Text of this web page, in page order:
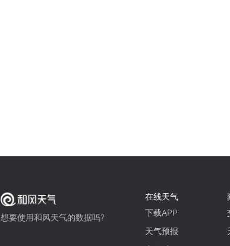
想要使用和风天气的数据吗?
在线天气
下载APP
天气预报